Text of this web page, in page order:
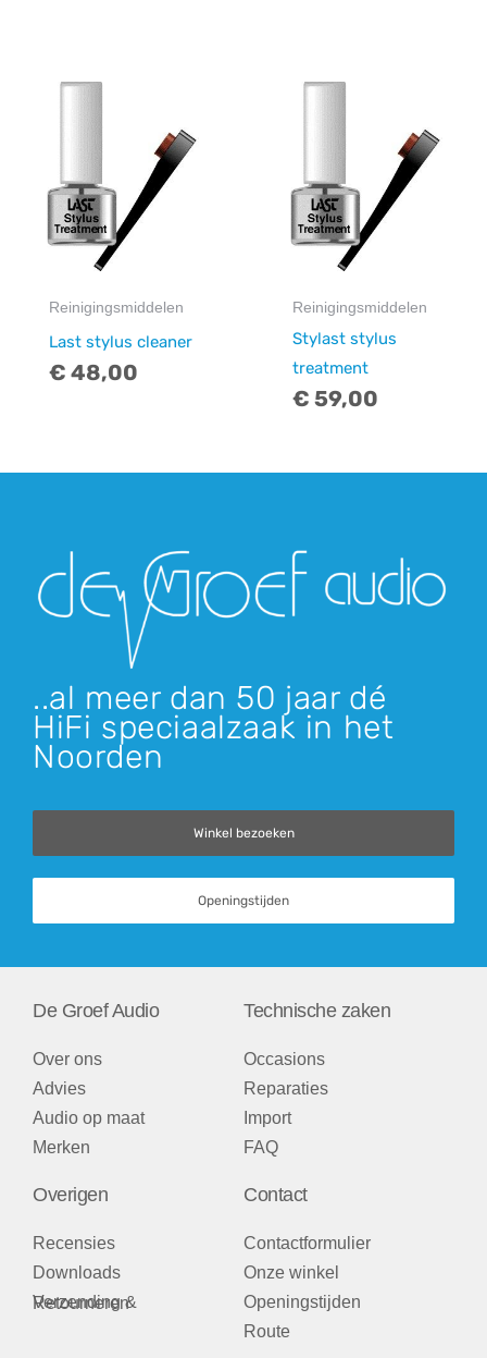
Reinigingsmiddelen
Last stylus cleaner
€ 48,00
Reinigingsmiddelen
Stylast stylus
treatment
€ 59,00
..al meer dan 50 jaar dé
HiFi speciaalzaak in het
Noorden
Winkel bezoeken
Openingstijden
De Groef Audio
Over ons
Advies
Audio op maat
Merken
Technische zaken
Occasions
Reparaties
Import
FAQ
Overigen
Recensies
Downloads
Verzending & Retourneren
Contact
Contactformulier
Onze winkel
Openingstijden
Route